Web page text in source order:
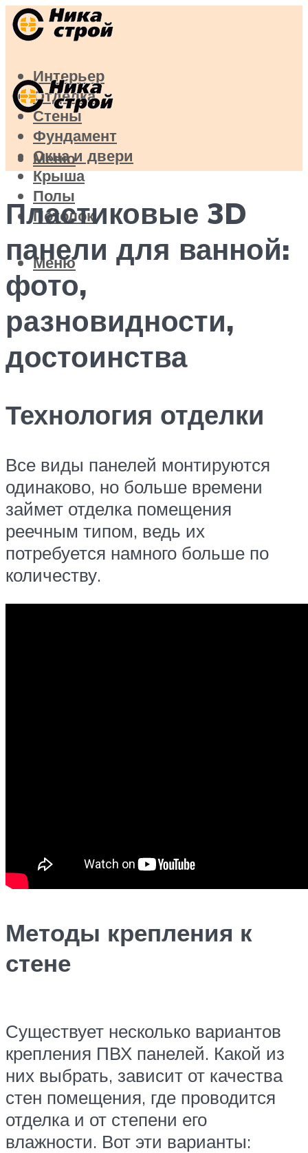
Интерьер
Отделка
Стены
Фундамент
Окна и двери
Крыша
Полы
Потолок
Меню
Меню
Пластиковые 3D
панели для ванной:
фото,
разновидности,
достоинства
Технология отделки
Все виды панелей монтируются
одинаково, но больше времени
займет отделка помещения
реечным типом, ведь их
потребуется намного больше по
количеству.
Методы крепления к
стене
Существует несколько вариантов
крепления ПВХ панелей. Какой из
них выбрать, зависит от качества
стен помещения, где проводится
отделка и от степени его
влажности. Вот эти варианты: